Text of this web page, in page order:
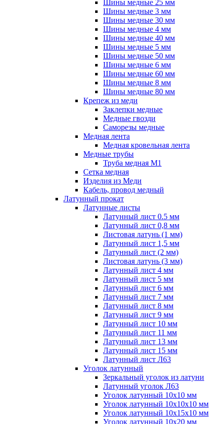
Шины медные 25 мм
Шины медные 3 мм
Шины медные 30 мм
Шины медные 4 мм
Шины медные 40 мм
Шины медные 5 мм
Шины медные 50 мм
Шины медные 6 мм
Шины медные 60 мм
Шины медные 8 мм
Шины медные 80 мм
Крепеж из меди
Заклепки медные
Медные гвозди
Саморезы медные
Медная лента
Медная кровельная лента
Медные трубы
Труба медная М1
Сетка медная
Изделия из Меди
Кабель, провод медный
Латунный прокат
Латунные листы
Латунный лист 0.5 мм
Латунный лист 0,8 мм
Листовая латунь (1 мм)
Латунный лист 1,5 мм
Латунный лист (2 мм)
Листовая латунь (3 мм)
Латунный лист 4 мм
Латунный лист 5 мм
Латунный лист 6 мм
Латунный лист 7 мм
Латунный лист 8 мм
Латунный лист 9 мм
Латунный лист 10 мм
Латунный лист 11 мм
Латунный лист 13 мм
Латунный лист 15 мм
Латунный лист Л63
Уголок латунный
Зеркальный уголок из латуни
Латунный уголок Л63
Уголок латунный 10x10 мм
Уголок латунный 10x10x10 мм
Уголок латунный 10x15x10 мм
Уголок латунный 10x20 мм